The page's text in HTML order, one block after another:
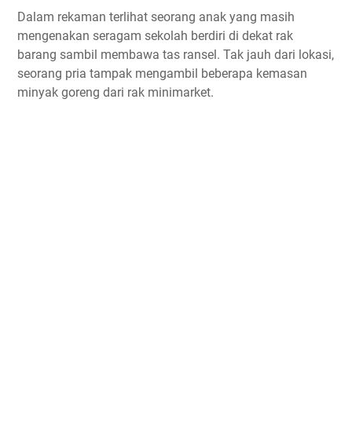
Dalam rekaman terlihat seorang anak yang masih
mengenakan seragam sekolah berdiri di dekat rak
barang sambil membawa tas ransel. Tak jauh dari lokasi,
seorang pria tampak mengambil beberapa kemasan
minyak goreng dari rak minimarket.